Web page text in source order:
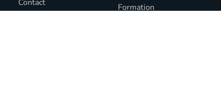
Contact
Formation